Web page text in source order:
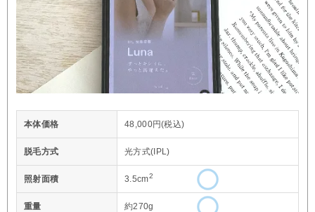
本体価格 48,000円(税込)
脱毛方式 光方式(IPL)
照射面積 3.5cm2
重量 約270g